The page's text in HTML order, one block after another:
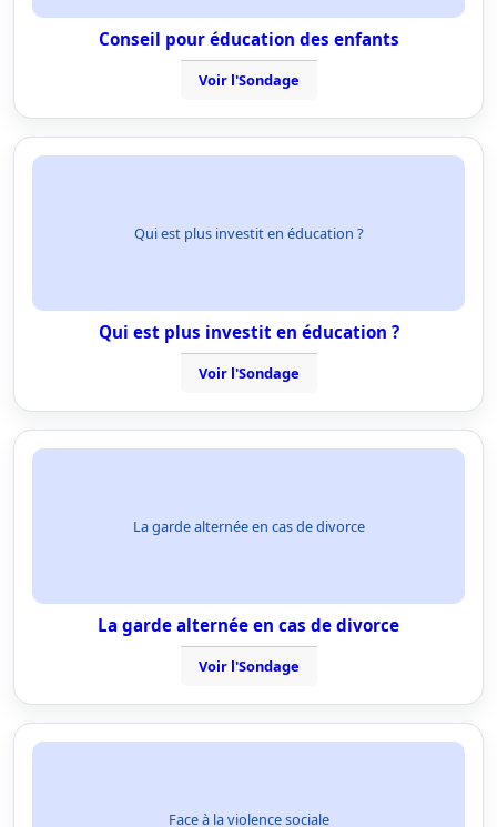
Conseil pour éducation des enfants
Voir l'Sondage
Qui est plus investit en éducation ?
Qui est plus investit en éducation ?
Voir l'Sondage
La garde alternée en cas de divorce
La garde alternée en cas de divorce
Voir l'Sondage
Face à la violence sociale